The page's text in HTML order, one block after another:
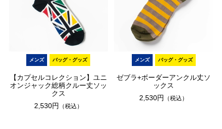
メンズ バッグ・グッズ
【カプセルコレクション】ユニ
オンジャック総柄クルー丈ソッ
クス
2,530円
（税込）
メンズ バッグ・グッズ
ゼブラ+ボーダーアンクル丈ソ
ックス
2,530円
（税込）